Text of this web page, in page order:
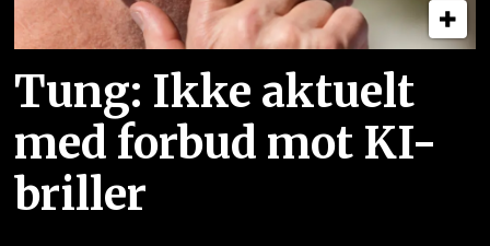
Tung: Ikke aktuelt
med forbud mot KI-
briller